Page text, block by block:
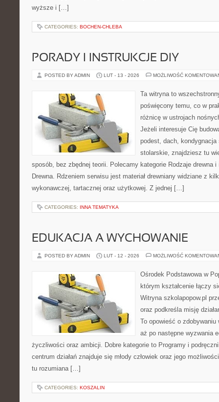
wyższe i […]
CATEGORIES: BOCHEN-CHLEBA
PORADY I INSTRUKCJE DIY
POSTED BY ADMIN LUT - 13 - 2026 MOŻLIWOŚĆ
Ta witryna to
poświęcony temu, co w
różnicę w ustrojach
Jeżeli interesuje Cię
podest, dach, kondygnacja
stolarskie, znajdziesz tu
sposób, bez zbędnej teorii. Polecamy kategorie Rodzaje drewna
Drewna. Rdzeniem serwisu jest materiał drewniany widziane z
wykonawczej, tartacznej oraz użytkowej. Z jednej […]
CATEGORIES: INNA TEMATYKA
EDUKACJA A WYCHOWANIE
POSTED BY ADMIN LUT - 12 - 2026 MOŻLIWOŚĆ
Ośrodek Podstawowa w
którym kształcenie łączy
Witryna szkolapopow.pl
oraz podkreśla misję
To opowieść o
aż po następne wyzwania
życzliwości oraz ambicji. Dobre kategorie to Programy i
centrum działań znajduje się młody człowiek oraz jego
tu rozumiana […]
CATEGORIES: KOSZALIN